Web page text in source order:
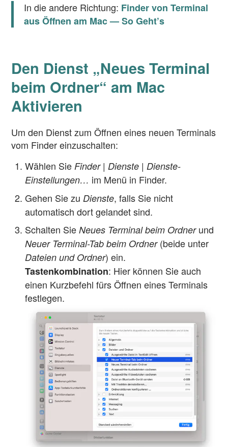
In die andere Richtung: Finder von Terminal
aus Öffnen am Mac — So Geht’s
Den Dienst „Neues Terminal
beim Ordner“ am Mac
Aktivieren
Um den Dienst zum Öffnen eines neuen Terminals
vom Finder einzuschalten:
Wählen Sie Finder | Dienste | Dienste-
Einstellungen… im Menü in Finder.
Gehen Sie zu Dienste, falls Sie nicht
automatisch dort gelandet sind.
Schalten SieNeues Terminal beim Ordnerund
Neuer Terminal-Tab beim Ordner(beide unter
Dateien und Ordner) ein.
Tastenkombination: Hier können Sie auch
einen Kurzbefehl fürs Öffnen eines Terminals
festlegen.